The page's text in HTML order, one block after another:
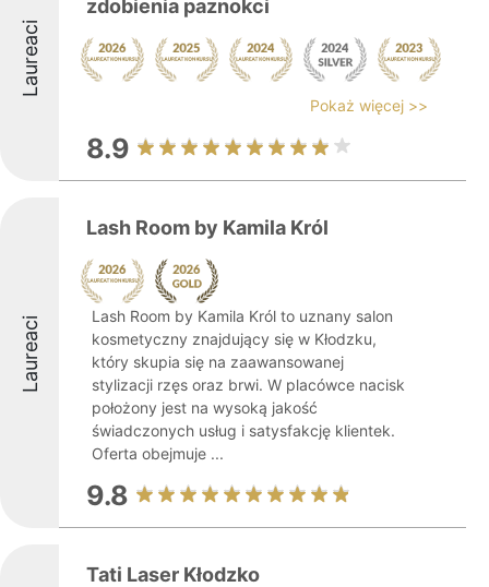
Laureaci
zdobienia paznokci
Pokaż więcej >>
8.9
Laureaci
Lash Room by Kamila Król
Lash Room by Kamila Król to uznany salon
kosmetyczny znajdujący się w Kłodzku,
który skupia się na zaawansowanej
stylizacji rzęs oraz brwi. W placówce nacisk
położony jest na wysoką jakość
świadczonych usług i satysfakcję klientek.
Oferta obejmuje ...
9.8
Tati Laser Kłodzko